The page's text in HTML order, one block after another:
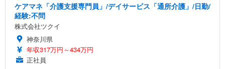
ケアマネ「介護支援専門員」/デイサービス「通所介護」/日勤/
経験:不問
株式会社ツクイ
神奈川県
年収317万円～434万円
正社員